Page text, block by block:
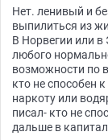
Нет. ленивый и
выпилиться из
В Норвегии или в
любого
возможности по
кто не способен
наркоту или
писал- кто не
дальше в